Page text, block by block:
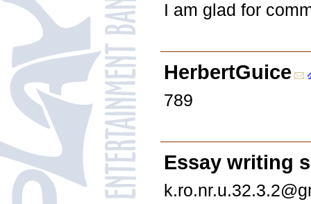
I am glad for
HerbertGuice
789
Еssау writing